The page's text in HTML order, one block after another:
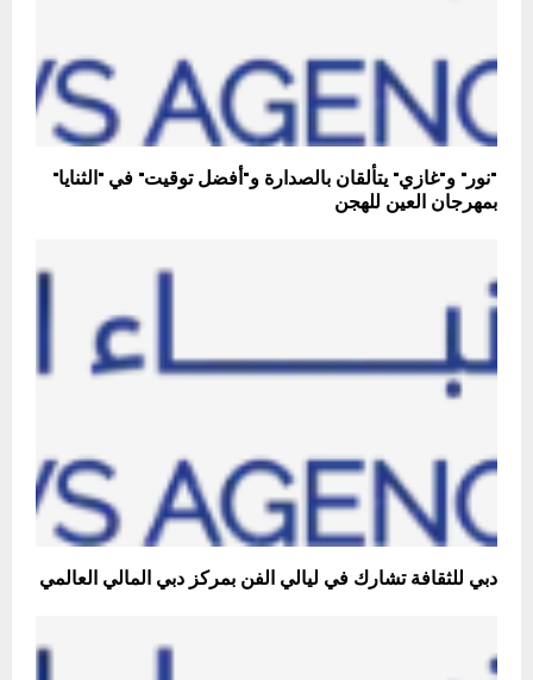
"نور" و"غازي" يتألقان بالصدارة و"أفضل توقيت" في "الثنايا"
بمهرجان العين للهجن
دبي للثقافة تشارك في ليالي الفن بمركز دبي المالي العالمي